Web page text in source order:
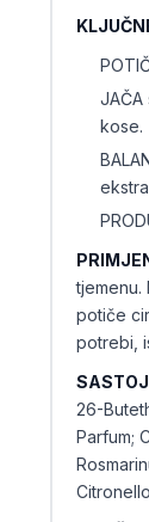
kose.
tjemenu.
potiče
potrebi,
26-
Parfum;